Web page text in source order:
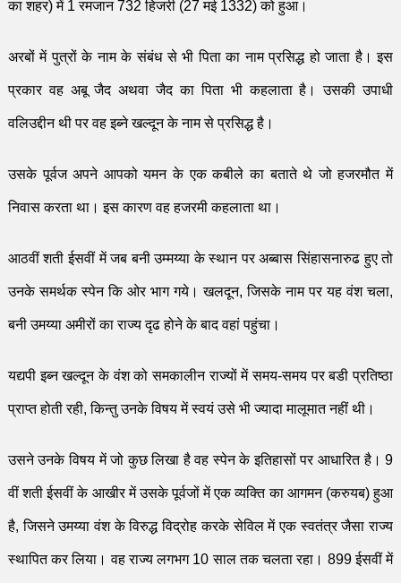
का शहर) में 1रमजान732हिजरी(27मई 1332)को हुआ।
अरबों में पुत्रों के नाम के संबंध से भी पिता का नाम प्रसिद्ध हो जाता है। इस
प्रकार वह अबू जैद अथवा जैद का पिता भी कहलाता है। उसकी उपाधी
वलिउद्दीन थीपर वह इब्ने खल्दून के नाम से प्रसिद्ध है।
उसके पूर्वज अपने आपको यमन के एक कबीले का बताते थे जो हजरमौत में
निवास करता था। इस कारण वह हजरमी कहलाता था।
आठवीं शतीईसवीं में जब बनी उम्मय्या के स्थान पर अब्बास सिंहासनारुढ हुए तो
उनके समर्थक स्पेन कि ओर भाग गये। खलदून,जिसके नाम पर यह वंश चला,
बनी उमय्या अमीरों का राज्य दृढ होनेके बादवहां पहुंचा।
यद्यपी इब्न खल्दून के वंश को समकालीन राज्यों में समय-समय पर बडी प्रतिष्ठा
प्राप्त होती रही,किन्तु उनके विषय में स्वयं उसे भीज्यादा मालूमात नहीं थी।
उसने उनके विषय में जो कुछ लिखा है वह स्पेन के इतिहासों पर आधारित है।9
वीं शतीईसवीं के आखीर में उसके पूर्वजों में एक व्यक्तिका आगमन (करुयब) हुआ
है,जिसने उमय्या वंश के विरुद्ध विद्रोह करके सेविल में एक स्वतंत्र जैसा राज्य
स्थापित कर लिया। वह राज्य लगभग 10साल तक चलता रहा। 899ईसवीं में